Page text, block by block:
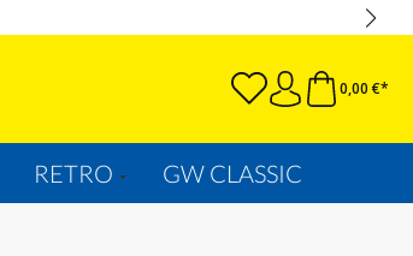
0,00 €*
RETRO GW CLASSIC